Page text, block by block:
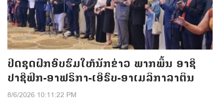
ປີດຊຸດຝຶກອົບຮົມໃຫ້ນັກຂ່າວ ພາກພື້ນ ອາຊີ
ປາຊີຟິກ-ອາຟຣິກາ-ເອີຣົບ-ອາເມລິກາລາຕິນ
8/6/2026 10:11:22 PM